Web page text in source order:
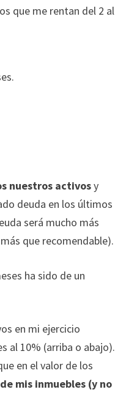
que me rentan del 2 al
nuestros activosy
deuda en los últimos
será mucho más
que recomendable).
ha sido de un
en mi ejercicio
al 10% (arriba o abajo).
en el valor de los
mis inmuebles (y no